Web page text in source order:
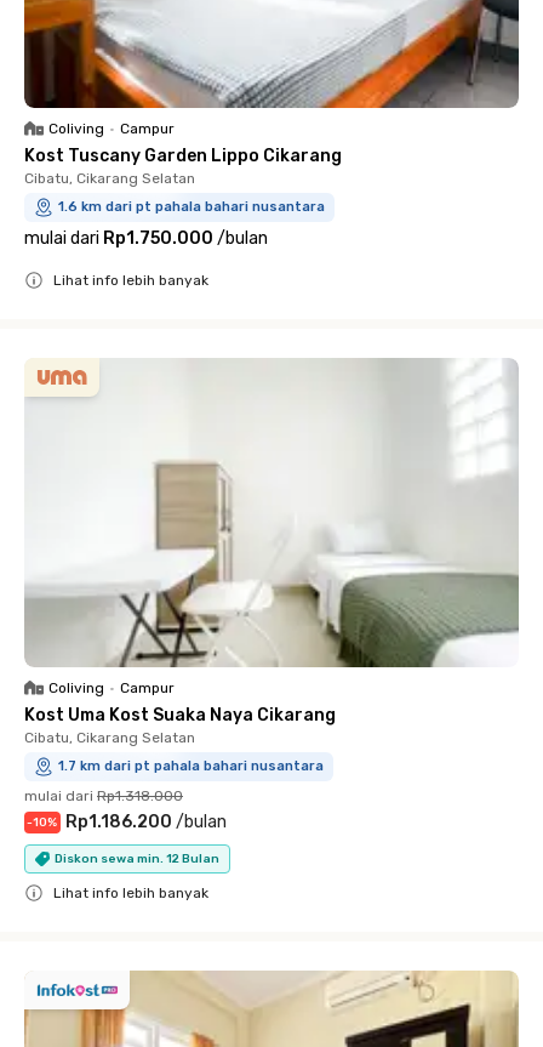
Coliving • Campur
Kost Tuscany Garden Lippo Cikarang
Cibatu, Cikarang Selatan
1.6 km dari pt pahala bahari nusantara
mulai dari Rp1.750.000 /bulan
Lihat info lebih banyak
Coliving • Campur
Kost Uma Kost Suaka Naya Cikarang
Cibatu, Cikarang Selatan
1.7 km dari pt pahala bahari nusantara
mulai dari Rp1.318.000
-10% Rp1.186.200 /bulan
Diskon sewa min. 12 Bulan
Lihat info lebih banyak